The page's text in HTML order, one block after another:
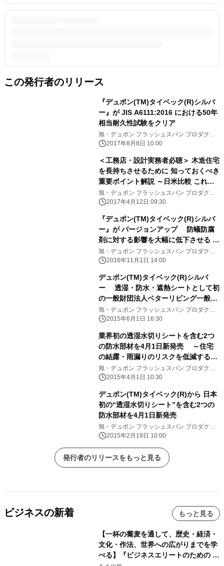
この発行者のリリース
『デュポン(TM)タイベック(R)シルバ
ー』が JIS A6111:2016 における50年
相当耐久性試験をクリア
旭・デュポン フラッシュスパン プロダクツ
株式会社
2017年8月8日 10:00
＜工務店・設計実務者必聴＞ 木造住宅
を長持ちさせるために 知っておくべき
重要ポイント解説 ～日米比較 これか
らの木造住宅の耐久性とは～ 5月19日
(金)品川で開催
旭・デュポン フラッシュスパン プロダクツ
株式会社
2017年4月12日 09:30
『デュポン(TM)タイベック(R)シルバ
ー』が バージョンアップ 防蟻防腐
剤に対する影響を大幅に低下させる コ
ーティングを採用
旭・デュポン フラッシュスパン プロダクツ
株式会社
2016年11月1日 14:00
デュポン(TM)タイベック(R)シルバ
ー 透湿・防水・遮熱シートとして初
の一般財団法人ベターリビング一般評
定取得
旭・デュポン フラッシュスパン プロダクツ
株式会社
2015年6月1日 16:30
業界初の透湿水切りシートを含む2つ
の防水部材を4月1日新発売 ～住宅
の結露・雨漏りのリスクを低減する新
製品～
旭・デュポン フラッシュスパン プロダクツ
株式会社
2015年4月1日 10:30
デュポン(TM)タイベック(R)から 日本
初の“透湿水切りシート”を含む2つの
防水部材を4月1日新発売
旭・デュポン フラッシュスパン プロダクツ
株式会社
2015年2月19日 10:00
発行者のリリースをもっと見る
ビジネスの新着 もっと見る
【一杯の蕎麦を通して、歴史・経済・
文化・作法、世界への広がりまでを学
べる】『ビジネスエリートのための 教